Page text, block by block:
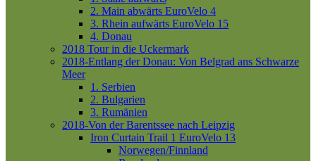
2. Main abwärts EuroVelo 4
3. Rhein aufwärts EuroVelo 15
4. Donau
2018 Tour in die Uckermark
2018-Entlang der Donau: Von Belgrad ans Schwarze
Meer
1. Serbien
2. Bulgarien
3. Rumänien
2018-Von der Barentssee nach Leipzig
Iron Curtain Trail 1 EuroVelo 13
Norwegen/Finnland